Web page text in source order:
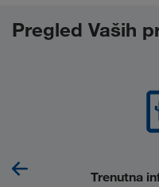
Pregled Vaših
Trenutna